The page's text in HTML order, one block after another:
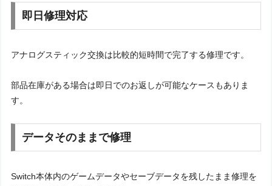
即日修理対応
アナログスティック交換は比較的短時間で完了する修理です。
部品在庫がある場合は即日でのお返しが可能なケースもありま
す。
データそのままで修理
Switch本体内のゲームデータやセーブデータを残したまま修理を